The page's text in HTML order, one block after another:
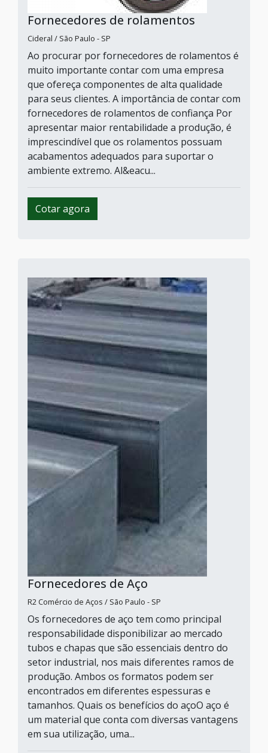
Fornecedores de rolamentos
Cideral / São Paulo - SP
Ao procurar por fornecedores de rolamentos é
muito importante contar com uma empresa
que ofereça componentes de alta qualidade
para seus clientes. A importância de contar com
fornecedores de rolamentos de confiança Por
apresentar maior rentabilidade a produção, é
imprescindível que os rolamentos possuam
acabamentos adequados para suportar o
ambiente extremo. Al&eacu...
Cotar agora
Fornecedores de Aço
R2 Comércio de Aços / São Paulo - SP
Os fornecedores de aço tem como principal
responsabilidade disponibilizar ao mercado
tubos e chapas que são essenciais dentro do
setor industrial, nos mais diferentes ramos de
produção. Ambos os formatos podem ser
encontrados em diferentes espessuras e
tamanhos. Quais os benefícios do açoO aço é
um material que conta com diversas vantagens
em sua utilização, uma...